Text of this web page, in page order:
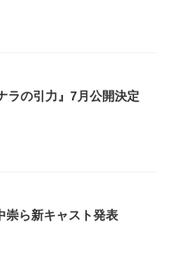
ラの引力』7月公開決定
ら新キャスト発表